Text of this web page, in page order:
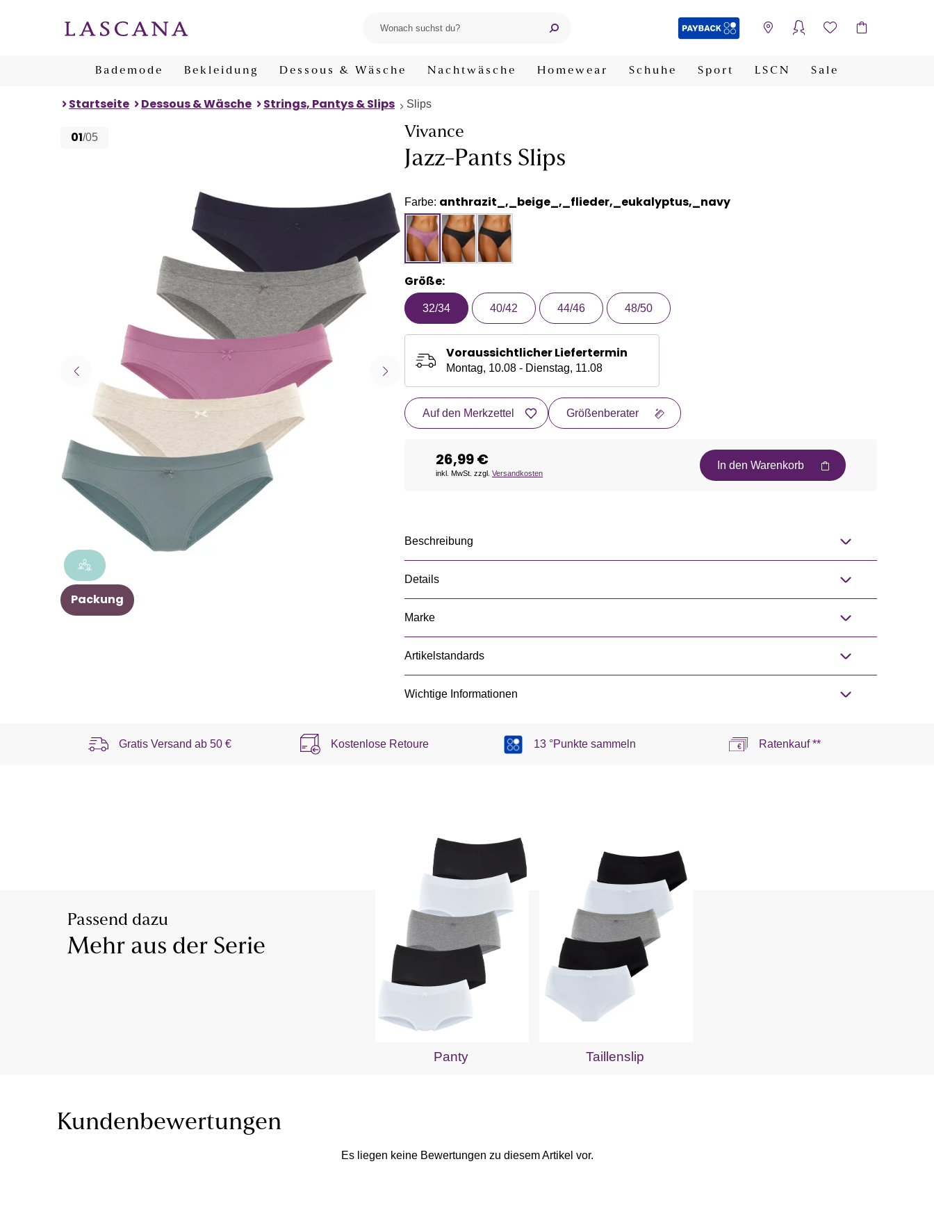
Bademode Bekleidung Dessous & Wäsche Nachtwäsche Homewear Schuhe Sport LSCN Sale
Startseite Dessous & Wäsche Strings, Pantys & Slips Slips
01/05
Packung
Vivance
Jazz-Pants Slips
Farbe: anthrazit_,_beige_,_flieder,_eukalyptus,_navy
Größe:
32/34 40/42 44/46 48/50
Voraussichtlicher Liefertermin
Montag, 10.08 - Dienstag, 11.08
Auf den Merkzettel Größenberater
26,99 €
inkl. MwSt. zzgl. Versandkosten
In den Warenkorb
Beschreibung
Details
Marke
Artikelstandards
Wichtige Informationen
Gratis Versand ab 50 € Kostenlose Retoure 13 °Punkte sammeln Ratenkauf **
Passend dazu
Mehr aus der Serie
Panty Taillenslip
Kundenbewertungen
Es liegen keine Bewertungen zu diesem Artikel vor.